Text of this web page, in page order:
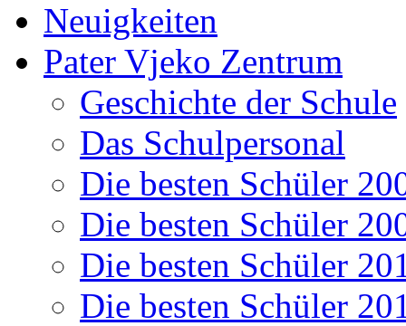
Neuigkeiten
Pater Vjeko Zentrum
Geschichte der Schule
Das Schulpersonal
Die besten Schüler
Die besten Schüler
Die besten Schüler
Die besten Schüler